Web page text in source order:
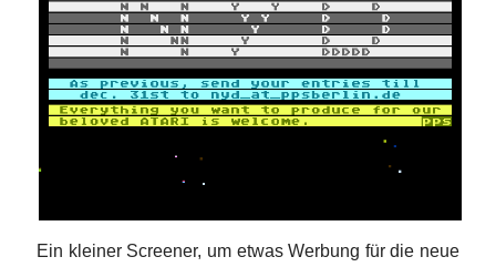
Ein kleiner Screener, um etwas Werbung für die neue